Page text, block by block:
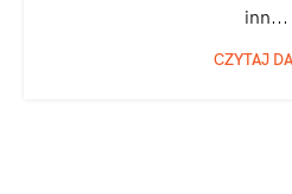
inn...
CZYTAJ